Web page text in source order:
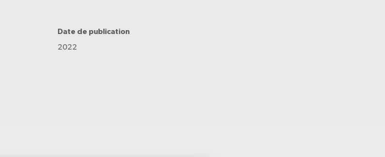
Date de publication
2022